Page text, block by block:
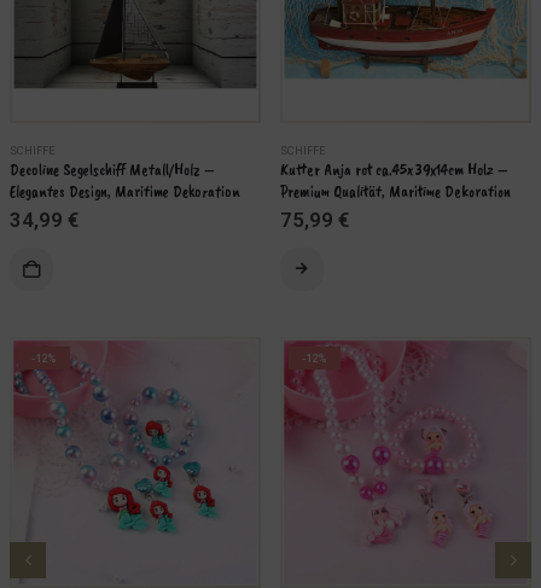
SCHIFFE
Decoline Segelschiff Metall/Holz –
Elegantes Design, Maritime Dekoration
34,99 €
SCHIFFE
Kutter Anja rot ca.45x39x14cm Holz –
Premium Qualität, Maritime Dekoration
75,99 €
-12% -12%